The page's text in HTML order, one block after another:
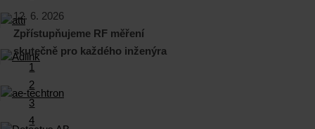
12. 6. 2026
Zpřístupňujeme RF měření
skutečně pro každého inženýra
1
2
3
4